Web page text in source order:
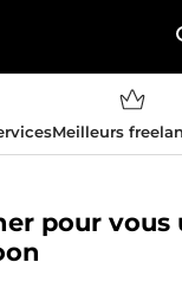
Meilleurs
pour vous